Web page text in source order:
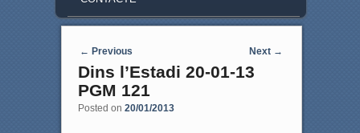
Post navigation
← Previous Next →
Dins l’Estadi 20-01-13
PGM 121
Posted on 20/01/2013